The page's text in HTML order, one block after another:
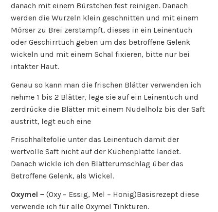
danach mit einem Bürstchen fest reinigen. Danach
werden die Wurzeln klein geschnitten und mit einem
Mörser zu Brei zerstampft, dieses in ein Leinentuch
oder Geschirrtuch geben um das betroffene Gelenk
wickeln und mit einem Schal fixieren, bitte nur bei
intakter Haut.
Genau so kann man die frischen Blätter verwenden ich
nehme 1 bis 2 Blätter, lege sie auf ein Leinentuch und
zerdrücke die Blätter mit einem Nudelholz bis der Saft
austritt, legt euch eine
Frischhaltefolie unter das Leinentuch damit der
wertvolle Saft nicht auf der Küchenplatte landet.
Danach wickle ich den Blätterumschlag über das
Betroffene Gelenk, als Wickel.
Oxymel – (Oxy – Essig, Mel – Honig)Basisrezept diese
verwende ich für alle Oxymel Tinkturen.